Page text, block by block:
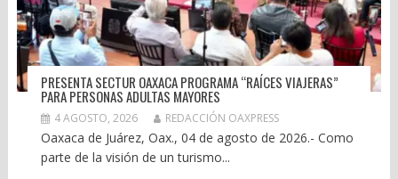
PRESENTA SECTUR OAXACA PROGRAMA “RAÍCES VIAJERAS”
PARA PERSONAS ADULTAS MAYORES
4 AGOSTO, 2026 REDACCIÓN OAXPRESS
Oaxaca de Juárez, Oax., 04 de agosto de 2026.- Como
parte de la visión de un turismo...